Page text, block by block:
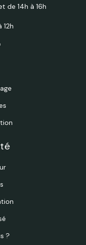
de 14h à 16h
12h
?